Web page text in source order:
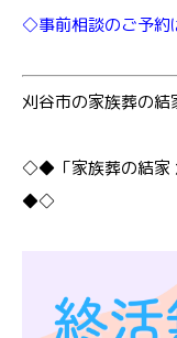
◇事前相談のご予
刈谷市の家族葬の結
◇◆「家族葬の結家
◆◇